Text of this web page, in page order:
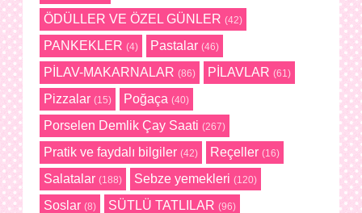
ÖDÜLLER VE ÖZEL GÜNLER (42)
PANKEKLER (4) Pastalar (46)
PİLAV-MAKARNALAR (86) PİLAVLAR (61)
Pizzalar (15) Poğaça (40)
Porselen Demlik Çay Saati (267)
Pratik ve faydalı bilgiler (42) Reçeller (16)
Salatalar (188) Sebze yemekleri (120)
Soslar (8) SÜTLÜ TATLILAR (96)